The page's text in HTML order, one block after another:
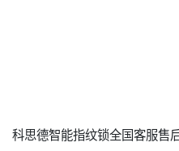
科思德智能指纹锁全国客服售